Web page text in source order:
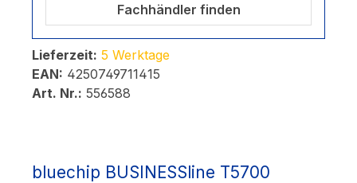
Fachhändler finden
Lieferzeit: 5 Werktage
EAN: 4250749711415
Art. Nr.: 556588
bluechip BUSINESSline T5700